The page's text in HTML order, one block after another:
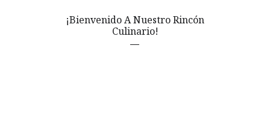
¡Bienvenido A Nuestro Rincón
Culinario!